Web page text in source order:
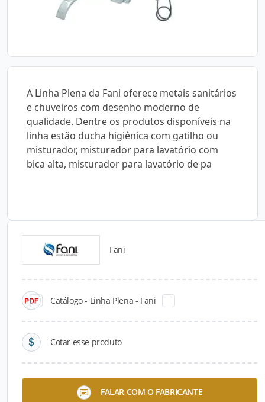
A Linha Plena da Fani oferece metais sanitários
e chuveiros com desenho moderno de
qualidade. Dentre os produtos disponíveis na
linha estão ducha higiênica com gatilho ou
misturador, misturador para lavatório com
bica alta, misturador para lavatório de pa
Fani
Catálogo - Linha Plena - Fani
Cotar esse produto
FALAR COM O FABRICANTE
Catálogos para Download
Linha Versata Clássica